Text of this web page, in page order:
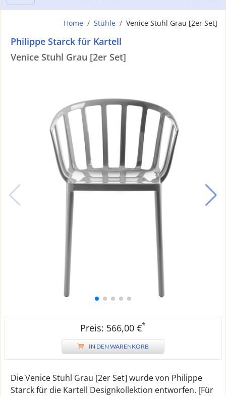
Home Stühle Venice Stuhl Grau [2er Set]
Philippe Starck für Kartell
Venice Stuhl Grau [2er Set]
Preis: 566,00 €*
IN DEN WARENKORB
Die Venice Stuhl Grau [2er Set] wurde von Philippe
Starck für die Kartell Designkollektion entworfen. [Für